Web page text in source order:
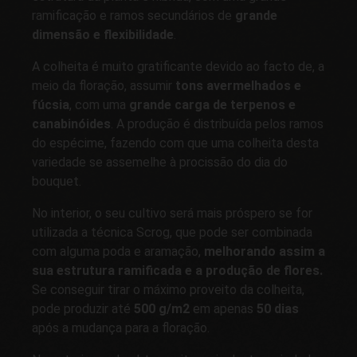
ramificação e ramos secundários de grande
dimensão e flexibilidade.
A colheita é muito gratificante devido ao facto de, a
meio da floração, assumir tons avermelhados e
fúcsia, com uma grande carga de terpenos e
canabinóides. A produção é distribuída pelos ramos
do espécime, fazendo com que uma colheita desta
variedade se assemelhe à procissão do dia do
bouquet.
No interior, o seu cultivo será mais próspero se for
utilizada a técnica Scrog, que pode ser combinada
com alguma poda e aramação, melhorando assim a
sua estrutura ramificada e a produção de flores.
Se conseguir tirar o máximo proveito da colheita,
pode produzir até 500 g/m2 em apenas 50 dias
após a mudança para a floração.